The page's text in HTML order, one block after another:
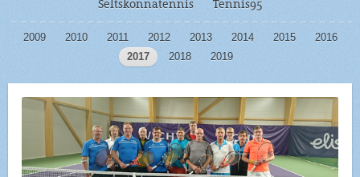
Seltskonnatennis
Tennis95
2009 2010 2011 2012 2013 2014 2015
2016
2017
2018 2019